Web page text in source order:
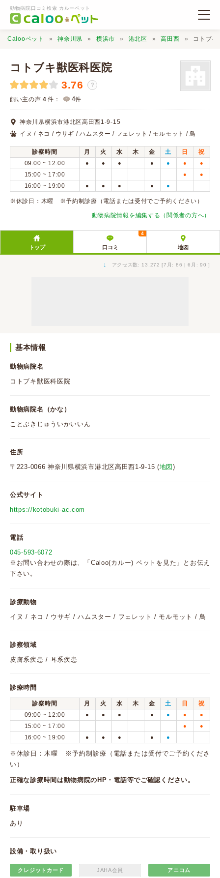
動物病院口コミ検索 カルーペット
動物病院検索
口コミ検索
Calooペットとは？
口コミ投稿
Calooペット 神奈川県 横浜市 港北区 高田西 コトブ
コトブキ獣医科医院
3.76 ？
飼い主の声 4 件： 4件
神奈川県横浜市港北区高田西1-9-15
イヌ / ネコ / ウサギ / ハムスター / フェレット / モルモット / 鳥
診察時間 月 火 水 木 金 土 日
祝
09:00 ~ 12:00
● ● ● ● ● ● ●
15:00 ~ 17:00 ● ●
16:00 ~ 19:00 ● ● ● ● ●
※休診日：木曜 ※予約制診療（電話または受付でご予約ください）
動物病院情報を編集する（関係者の方へ）
トップ 口コミ
4
地図
↓ アクセス数: 13,272 [7月: 86 | 6月: 90 ]
基本情報
動物病院名
コトブキ獣医科医院
動物病院名（かな）
ことぶきじゅういかいいん
住所
〒223-0066 神奈川県横浜市港北区高田西1-9-15 (地図)
公式サイト
https://kotobuki-ac.com
電話
045-593-6072
※お問い合わせの際は、「Caloo(カルー) ペットを見た」とお伝え
下さい。
診療動物
イヌ / ネコ / ウサギ / ハムスター / フェレット / モルモット / 鳥
診察領域
皮膚系疾患 / 耳系疾患
診療時間
診察時間 月 火 水 木 金 土 日
祝
09:00 ~ 12:00
● ● ● ● ● ● ●
15:00 ~ 17:00 ● ●
16:00 ~ 19:00 ● ● ● ● ●
※休診日：木曜 ※予約制診療（電話または受付でご予約くださ
い）
正確な診療時間は動物病院のHP・電話等でご確認ください。
駐車場
あり
設備・取り扱い
クレジットカード JAHA会員 アニコム